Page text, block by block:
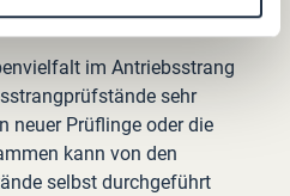
im Antriebsstrang
sehr
neuer Prüflinge oder die
kann von den
selbst durchgeführt